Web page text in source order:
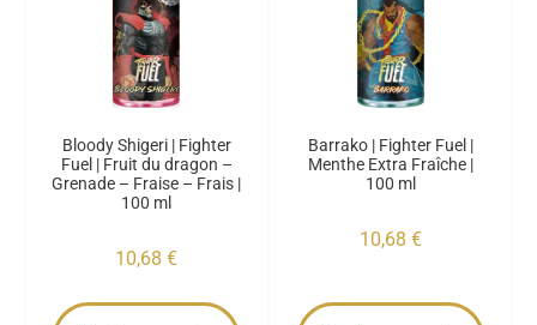
Bloody Shigeri | Fighter
Fuel | Fruit du dragon –
Grenade – Fraise – Frais |
100 ml
10,68 €
Barrako | Fighter Fuel |
Menthe Extra Fraîche |
100 ml
10,68 €